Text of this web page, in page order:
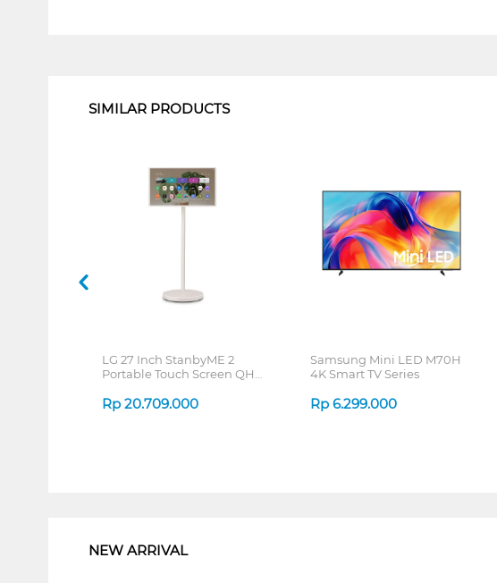
SIMILAR PRODUCTS
LG 27 Inch StanbyME 2
Portable Touch Screen QHD
Rp 20.709.000
Samsung Mini LED M70H
4K Smart TV Series
Rp 6.299.000
NEW ARRIVAL